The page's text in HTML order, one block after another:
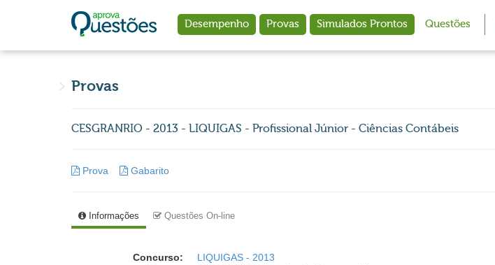
Desempenho Provas Simulados Prontos Questões
Provas
CESGRANRIO - 2013 - LIQUIGAS - Profissional Júnior - Ciências Contábeis
Prova Gabarito
Informações Questões On-line
Concurso:
LIQUIGAS - 2013